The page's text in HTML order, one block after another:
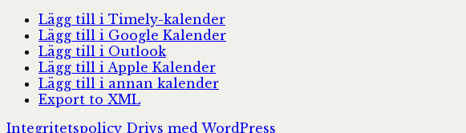
Lägg till i Timely-kalender
Lägg till i Google Kalender
Lägg till i Outlook
Lägg till i Apple Kalender
Lägg till i annan kalender
Export to XML
Integritetspolicy Drivs med WordPress